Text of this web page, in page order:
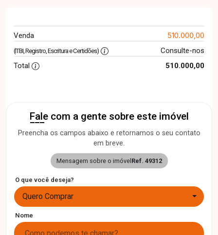
Venda 510.000,00
(ITBI, Registro, Escritura e Certidões)
Consulte-nos
Total
510.000,00
Fale com a gente sobre este imóvel
Preencha os campos abaixo e retornamos o seu contato
em breve.
Mensagem sobre o imóvel Ref. 49312
O que você deseja?
Quero Comprar
Nome